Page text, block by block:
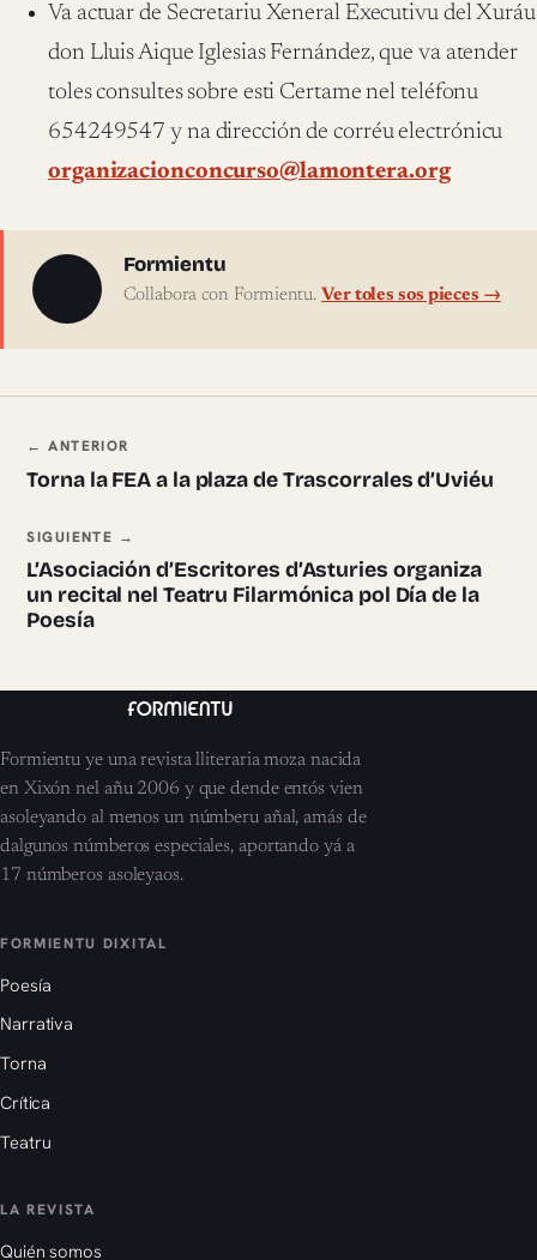
Va actuar de Secretariu Xeneral Executivu del Xuráu
don Lluis Aique Iglesias Fernández, que va atender
toles consultes sobre esti Certame nel teléfonu
654249547 y na dirección de corréu electrónicu
organizacionconcurso@lamontera.org
Sobre l'autor
Formientu
Collabora con Formientu. Ver toles sos pieces →
Navegación ente pieces
← ANTERIOR
Torna la FEA a la plaza de Trascorrales d’Uviéu
SIGUIENTE →
L’Asociación d’Escritores d’Asturies organiza
un recital nel Teatru Filarmónica pol Día de la
Poesía
Formientu ye una revista lliteraria moza nacida
en Xixón nel añu 2006 y que dende entós vien
asoleyando al menos un númberu añal, amás de
dalgunos númberos especiales, aportando yá a
17 númberos asoleyaos.
FORMIENTU DIXITAL
Poesía
Narrativa
Torna
Crítica
Teatru
LA REVISTA
Quién somos